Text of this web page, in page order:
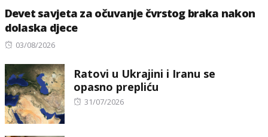
Devet savjeta za očuvanje čvrstog braka nakon
dolaska djece
Posted
03/08/2026
Ratovi u Ukrajini i Iranu se
opasno prepliću
Posted
31/07/2026